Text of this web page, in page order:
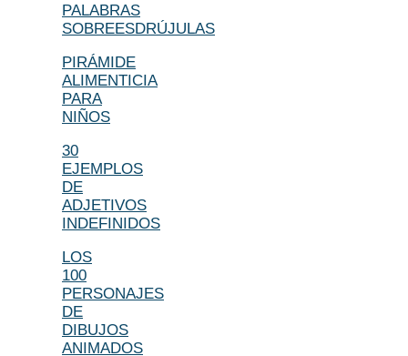
PALABRAS
SOBREESDRÚJULAS
PIRÁMIDE
ALIMENTICIA
PARA
NIÑOS
30
EJEMPLOS
DE
ADJETIVOS
INDEFINIDOS
LOS
100
PERSONAJES
DE
DIBUJOS
ANIMADOS